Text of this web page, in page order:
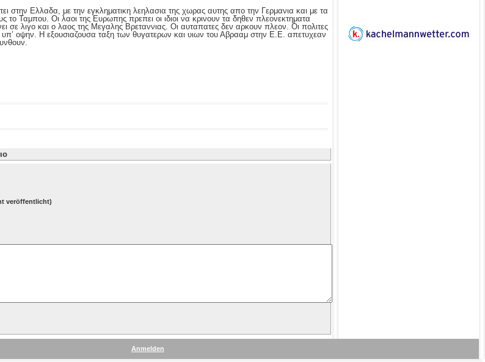
στην Ελλαδα, με την εγκληματικη λεηλασια της χωρας αυτης απο την Γερμανια και με τα
το Ταμπου. Οι λαοι της Ευρωπης πρεπει οι ιδιοι να κρινουν τα δηθεν πλεονεκτηματα
σε λιγο και ο λαος της Μεγαλης Βρεταννιας. Οι αυταπατες δεν αρκουν πλεον. Οι πολιτες
υπ’ οψην. Η εξουσιαζουσα ταξη των θυγατερων και υιων του Αβρααμ στην Ε.Ε. απετυχεαν
veröffentlicht)
Anmelden